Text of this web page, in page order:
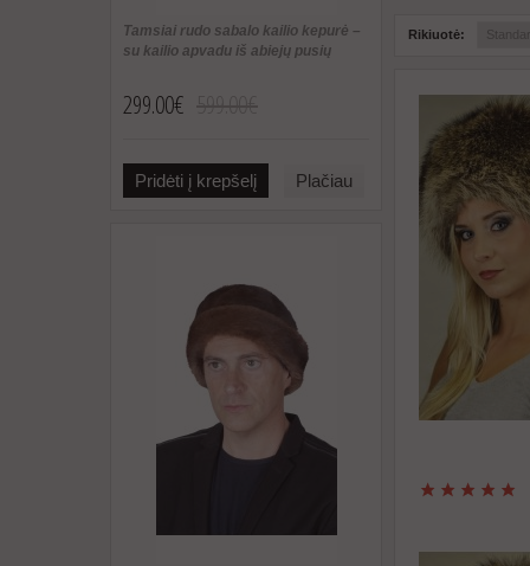
Tamsiai rudo sabalo kailio kepurė –
su kailio apvadu iš abiejų pusių
299.00€
Pridėti į krepšelį Plačiau
Rikiuotė: